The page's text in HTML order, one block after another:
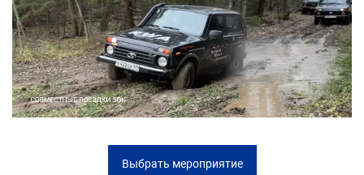
Выбрать мероприятие